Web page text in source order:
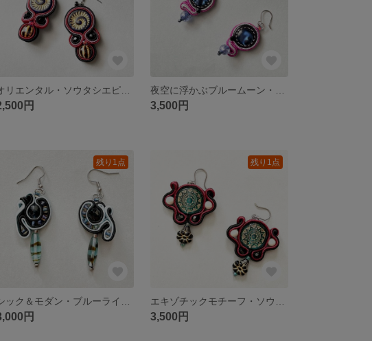
円 3,500円
残り1点
円
残り1点
3,500円